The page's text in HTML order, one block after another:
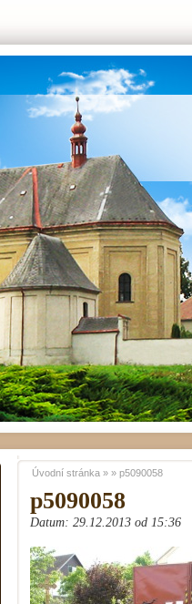
p5090058
Datum: 29.12.2013 od 15:36
Úvodní stránka » » p5090058